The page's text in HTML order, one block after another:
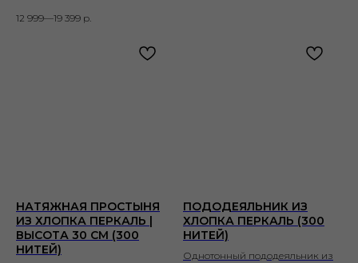
12 999—19 399 р.
НАТЯЖНАЯ ПРОСТЫНЯ
ИЗ ХЛОПКА ПЕРКАЛЬ |
ВЫСОТА 30 СМ (300
НИТЕЙ)
ПОДОДЕЯЛЬНИК ИЗ
ХЛОПКА ПЕРКАЛЬ (300
НИТЕЙ)
Однотонный пододеяльник из